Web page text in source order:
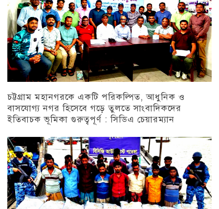
চট্টগ্রাম মহানগরকে একটি পরিকল্পিত, আধুনিক ও
বাসযোগ্য নগর হিসেবে গড়ে তুলতে সাংবাদিকদের
ইতিবাচক ভূমিকা গুরুত্বপূর্ণ : সিডিএ চেয়ারম্যান
চট্টগ্রাম